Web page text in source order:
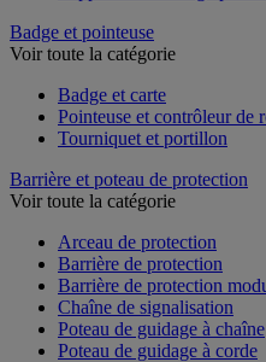
Badge et pointeuse
Badge et carte
Pointeuse et contrôleur de
Barrière et poteau de protection
Arceau de protection
Barrière de protection
Barrière de protection
Chaîne de signalisation
Poteau de guidage à chaîne